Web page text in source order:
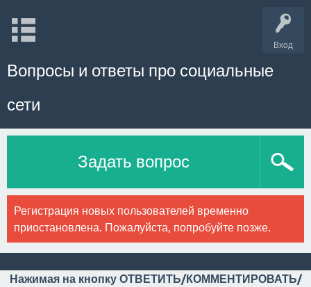
Вход
Вопросы и ответы про социальные
сети
Задать вопрос
Регистрация новых пользователей временно
приостановлена. Пожалуйста, попробуйте позже.
Нажимая на кнопку ОТВЕТИТЬ/КОММЕНТИРОВАТЬ/